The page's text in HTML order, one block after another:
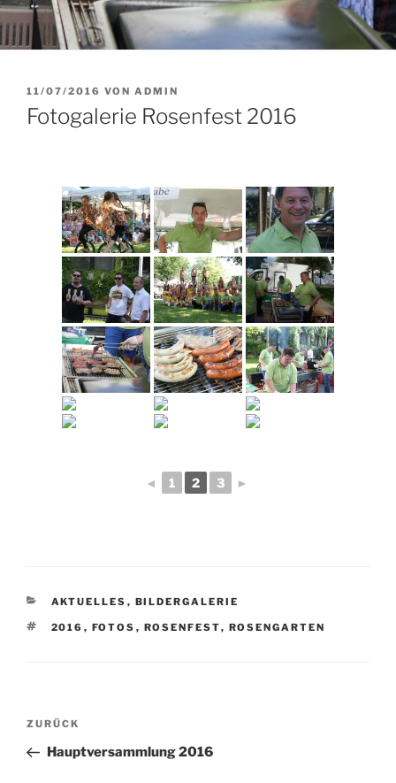
VERÖFFENTLICHT
AM
11/07/2016 VON ADMIN
Fotogalerie Rosenfest 2016
◄ 1 2 3 ►
KATEGORIEN
AKTUELLES , BILDERGALERIE
SCHLAGWÖRTER
2016 , FOTOS , ROSENFEST, ROSENGARTEN
Beitragsnavigation
Vorheriger
Beitrag
ZURÜCK
Hauptversammlung 2016